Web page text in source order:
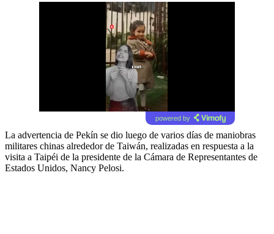
powered by
La advertencia de Pekín se dio luego de varios días de maniobras
militares chinas alrededor de Taiwán, realizadas en respuesta a la
visita a Taipéi de la presidente de la Cámara de Representantes de
Estados Unidos, Nancy Pelosi.